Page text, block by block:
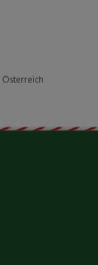
Österreich